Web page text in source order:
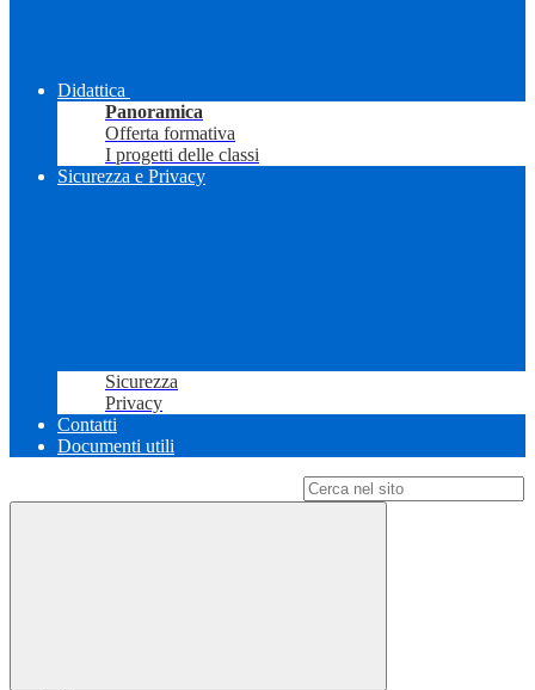
Didattica
Panoramica
Offerta formativa
I progetti delle classi
Sicurezza e Privacy
Sicurezza
Privacy
Contatti
Documenti utili